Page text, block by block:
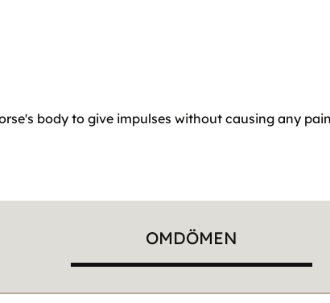
body to give impulses without causing any
OMDÖMEN